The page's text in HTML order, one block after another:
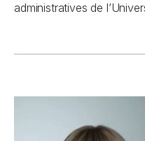
administratives de